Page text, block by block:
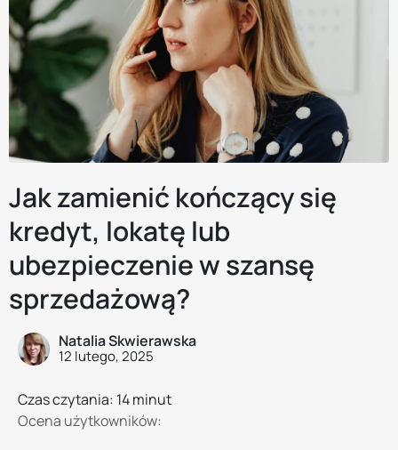
Jak zamienić kończący się
kredyt, lokatę lub
ubezpieczenie w szansę
sprzedażową?
Natalia Skwierawska
12 lutego, 2025
Czas czytania: 14 minut
Ocena użytkowników: